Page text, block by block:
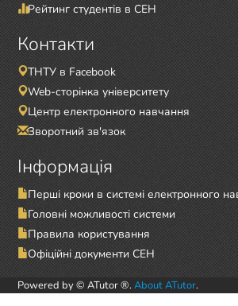
Рейтинг студентів в СЕН
Контакти
ТНТУ в Facebook
Web-сторінка університету
Центр електронного навчання
Зворотний зв'язок
Інформація
Перші кроки в системі електронного
Головні можливості системи
Правила користування
Офіційні документи СЕН
Powered by © ATutor ®. About ATutor.